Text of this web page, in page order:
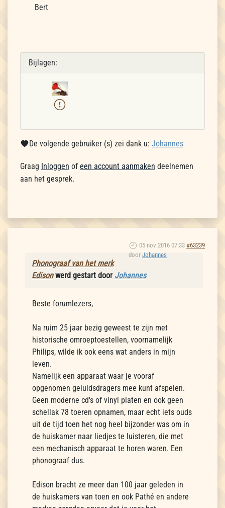
Bert
Bijlagen:
De volgende gebruiker (s) zei dank u: Johannes
Graag Inloggen of een account aanmaken deelnemen
aan het gesprek.
05 nov 2016 07:33 #63239
door Johannes
Phonograaf van het merk
Edisonwerd gestart door Johannes
Beste forumlezers,
Na ruim 25 jaar bezig geweest te zijn met
historische omroeptoestellen, voornamelijk
Philips, wilde ik ook eens wat anders in mijn
leven.
Namelijk een apparaat waar je vooraf
opgenomen geluidsdragers mee kunt afspelen.
Geen moderne cd's of vinyl platen en ook geen
schellak 78 toeren opnamen, maar echt iets ouds
uit de tijd toen het nog heel bijzonder was om in
de huiskamer naar liedjes te luisteren, die met
een mechanisch apparaat te horen waren. Een
phonograaf dus.
Edison bracht ze meer dan 100 jaar geleden in
de huiskamers van toen en ook Pathé en andere